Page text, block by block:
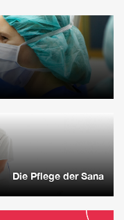
Die Pflege der Sana